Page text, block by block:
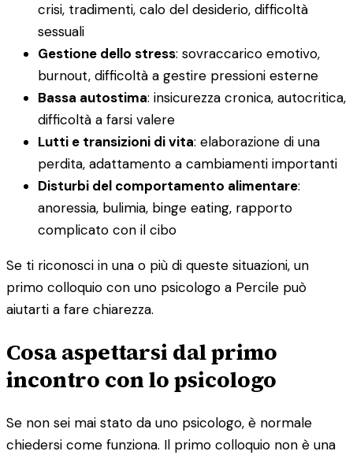
crisi, tradimenti, calo del desiderio, difficoltà
sessuali
Gestione dello stress: sovraccarico emotivo,
burnout, difficoltà a gestire pressioni esterne
Bassa autostima: insicurezza cronica, autocritica,
difficoltà a farsi valere
Lutti e transizioni di vita: elaborazione di una
perdita, adattamento a cambiamenti importanti
Disturbi del comportamento alimentare:
anoressia, bulimia, binge eating, rapporto
complicato con il cibo
Se ti riconosci in una o più di queste situazioni, un
primo colloquio con uno psicologo a Percile può
aiutarti a fare chiarezza.
Cosa aspettarsi dal primo
incontro con lo psicologo
Se non sei mai stato da uno psicologo, è normale
chiedersi come funziona. Il primo colloquio non è una